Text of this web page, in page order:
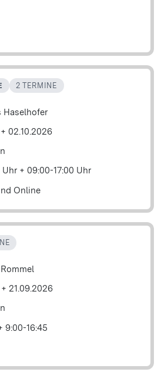
2 TERMINE
Haselhofer
+ 02.10.2026
Uhr + 09:00-17:00 Uhr
Online
+ 21.09.2026
9:00-16:45